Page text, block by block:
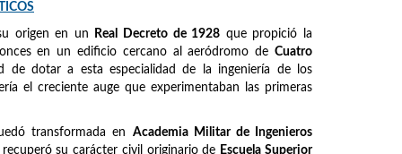
origen en un Real Decreto de 1928 que propició la
en un edificio cercano al aeródromo deCuatro
de dotar a esta especialidad de la ingeniería de los
el creciente auge que experimentaban las primeras
transformada en Academia Militar de Ingenieros
recuperó su carácter civil originario de Escuela Superior